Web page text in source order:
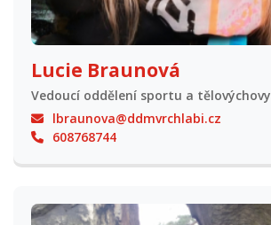
Lucie Braunová
Vedoucí oddělení sportu a tělovýchovy
lbraunova@ddmvrchlabi.cz
608768744